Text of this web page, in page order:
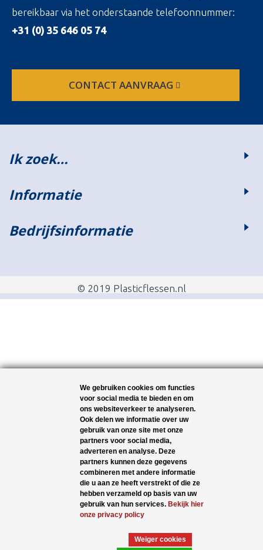
bereikbaar via het onderstaande telefoonnummer:
+31 (0) 35 646 05 74
CONTACT AANVRAAG
Ik zoek…
Informatie
Bedrijfsinformatie
© 2019 Plasticflessen.nl
We gebruiken cookies om functies
voor social media te bieden en om
ons websiteverkeer te analyseren.
Ook delen we informatie over uw
gebruik van onze site met onze
partners voor social media,
adverteren en analyse. Deze
partners kunnen deze gegevens
combineren met andere informatie
die u aan ze heeft verstrekt of die ze
hebben verzameld op basis van uw
gebruik van hun services. Bekijk hier
onze privacy policy
Weiger cookies